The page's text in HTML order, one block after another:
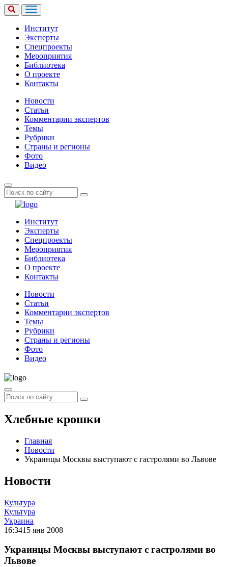
Институт
Эксперты
Спецпроекты
Мероприятия
Библиотека
О проекте
Контакты
Новости
Статьи
Комментарии экспертов
Темы
Рубрики
Страны и регионы
Фото
Видео
Институт
Эксперты
Спецпроекты
Мероприятия
Библиотека
О проекте
Контакты
Новости
Статьи
Комментарии экспертов
Темы
Рубрики
Страны и регионы
Фото
Видео
Хлебные крошки
Главная
Новости
Украинцы Москвы выступают с гастролями во Львове
Новости
Культура
Культура
Украина
16:3415 янв 2008
Украинцы Москвы выступают с гастролями во
Львове